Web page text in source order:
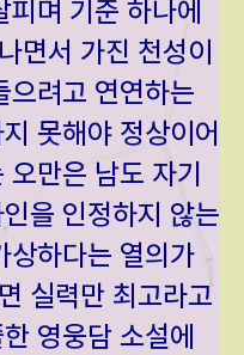
피며 기준 하나에
면서 가진 천성이
으려고 연연하는
못해야 정상이어
만은 남도 자기
을 인정하지 않는
상하다는 열의가
실력만 최고라고
영웅담 소설에